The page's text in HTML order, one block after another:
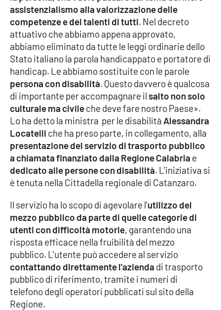
Ambiente
Cronaca
Cultura
Economia e Lavoro
Politica
Sanità
Società
Sport
RUBRICHE
Good Morning Vietnam
Parchi Marini Calabria
Leggendo Alvaro insieme
assistenzialismo alla valorizzazione delle
competenze e dei talenti di tutti. Nel decreto
attuativo che abbiamo appena approvato,
abbiamo eliminato da tutte le leggi ordinarie dello
Stato italiano la parola handicappato e portatore di
handicap. Le abbiamo sostituite con le parole
persona con disabilità. Questo davvero è qualcosa
di importante per accompagnare ilsalto non solo
culturale ma civileche deve fare nostro Paese».
Lo ha detto la ministra per le disabilità Alessandra
Locatelli che ha preso parte, in collegamento, alla
presentazione del servizio di trasporto pubblico
a chiamata finanziato dalla Regione Calabria e
dedicato alle persone con disabilità. L'iniziativa si
è tenuta nella Cittadella regionale di Catanzaro.
Il servizio ha lo scopo di agevolare l'utilizzo del
mezzo pubblico da parte di quelle categorie di
utenti con difficoltà motorie, garantendo una
risposta efficace nella fruibilità del mezzo
pubblico. L'utente può accedere al servizio
contattando direttamente l'azienda di trasporto
pubblico di riferimento, tramite i numeri di
telefono degli operatori pubblicati sul sito della
Regione.